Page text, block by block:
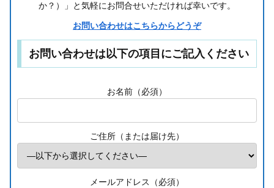
か？）」と気軽にお問合せいただければ幸いです。
お問い合わせはこちらからどうぞ
お問い合わせは以下の項目にご記入ください
お名前（必須）
ご住所（または届け先）
メールアドレス（必須）